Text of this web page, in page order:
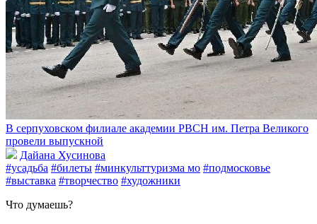
В серпуховском филиале академии РВСН им. Петра Великого
провели выпускной
Дайана Хусинова
#усадьба #билеты #минкульттуризма мо #подмосковье
#выставка #творчество #художники
Что думаешь?